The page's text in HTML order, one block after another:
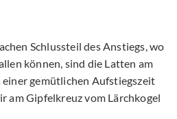
Schlussteil des Anstiegs, wo
können, sind die Latten am
einer gemütlichen Aufstiegszeit
am Gipfelkreuz vom Lärchkogel